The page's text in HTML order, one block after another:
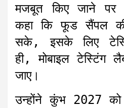
मजबूत किए जाने पर
कहा कि फूड सैंपल
सके, इसके लिए
ही, मोबाइल टेस्टिंग
जाए।
उन्होंने कुंभ 2027